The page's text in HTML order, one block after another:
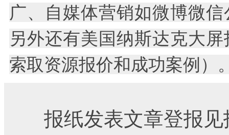
广、自媒体营销如微博微
另外还有美国纳斯达克大
索取资源报价和成功案例）
报纸发表文章登报见